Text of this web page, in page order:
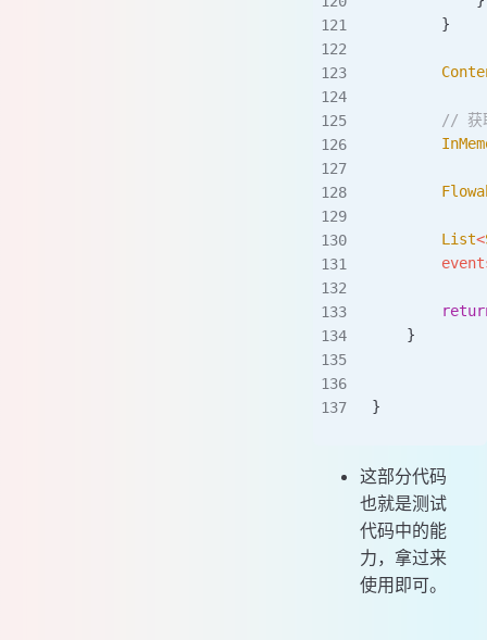
        }
// 获
        List
<
    }
}
这部分代码
也就是测试
代码中的能
力，拿过来
使用即可。